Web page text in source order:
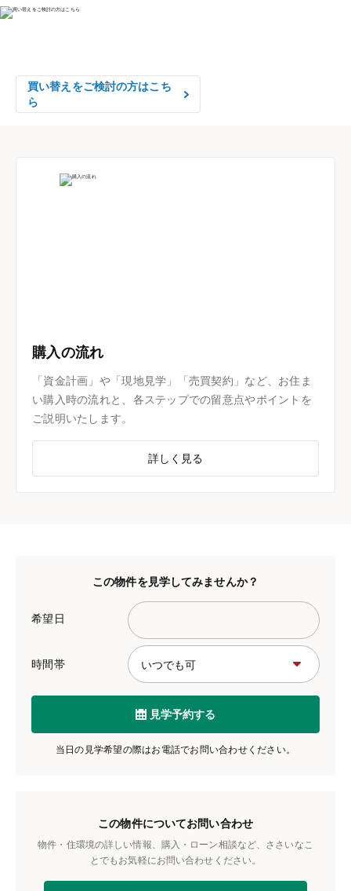
買い替えをご検討の方はこち
ら
購入の流れ
「資金計画」や「現地見学」「売買契約」など、お住ま
い購入時の流れと、各ステップでの留意点やポイントを
ご説明いたします。
詳しく見る
この物件を見学してみませんか？
希望日
時間帯
見学予約する
当日の見学希望の際はお電話でお問い合わせください。
この物件についてお問い合わせ
物件・住環境の詳しい情報、購入・ローン相談など、ささいなこ
とでもお気軽にお問い合わせください。